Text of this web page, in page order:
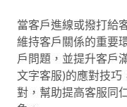
文章
當客戶進線或撥打給
維持客戶關係的重要
戶問題，並提升客戶
文字客服)的應對技巧
對，幫助提高客服同